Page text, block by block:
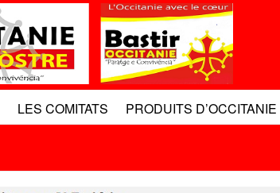
LES COMITATS PRODUITS D’OCCITANIE